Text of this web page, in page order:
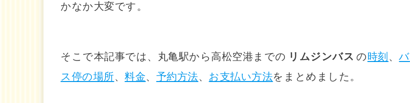
かなか大変です。
そこで本記事では、丸亀駅から高松空港までの リムジンバス の時刻 、バ
ス停の場所、料金、 予約方法、 お支払い方法をまとめました。